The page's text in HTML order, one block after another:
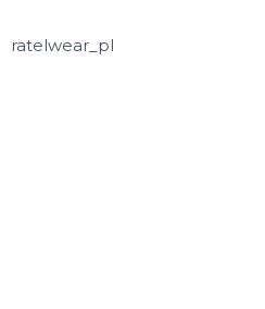
ratelwear_pl